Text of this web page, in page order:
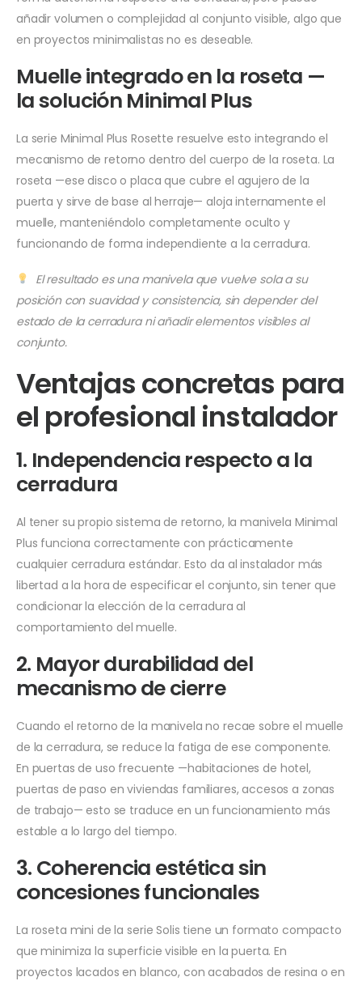
añadir volumen o complejidad al conjunto visible, algo que
en proyectos minimalistas no es deseable.
Muelle integrado en la roseta —
la solución Minimal Plus
La serie Minimal Plus Rosette resuelve esto integrando el
mecanismo de retorno dentro del cuerpo de la roseta. La
roseta —ese disco o placa que cubre el agujero de la
puerta y sirve de base al herraje— aloja internamente el
muelle, manteniéndolo completamente oculto y
funcionando de forma independiente a la cerradura.
El resultado es una manivela que vuelve sola a su
posición con suavidad y consistencia, sin depender del
estado de la cerradura ni añadir elementos visibles al
conjunto.
Ventajas concretas para
el profesional instalador
1. Independencia respecto a la
cerradura
Al tener su propio sistema de retorno, la manivela Minimal
Plus funciona correctamente con prácticamente
cualquier cerradura estándar. Esto da al instalador más
libertad a la hora de especificar el conjunto, sin tener que
condicionar la elección de la cerradura al
comportamiento del muelle.
2. Mayor durabilidad del
mecanismo de cierre
Cuando el retorno de la manivela no recae sobre el muelle
de la cerradura, se reduce la fatiga de ese componente.
En puertas de uso frecuente —habitaciones de hotel,
puertas de paso en viviendas familiares, accesos a zonas
de trabajo— esto se traduce en un funcionamiento más
estable a lo largo del tiempo.
3. Coherencia estética sin
concesiones funcionales
La roseta mini de la serie Solis tiene un formato compacto
que minimiza la superficie visible en la puerta. En
proyectos lacados en blanco, con acabados de resina o en